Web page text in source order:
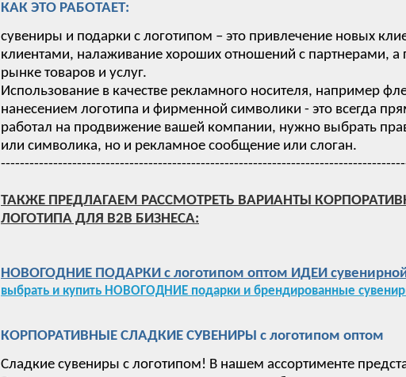
КАК ЭТО РАБОТАЕТ:
сувениры и подарки с логотипом – это привлечение новых
клиентами, налаживание хороших отношений с партнерами, а
рынке товаров и услуг.
Использование в качестве рекламного носителя, например
нанесением логотипа и фирменной символики - это всегда
работал на продвижение вашей компании, нужно выбрать
или символика, но и рекламное сообщение или слоган.
ТАКЖЕ ПРЕДЛАГАЕМ РАССМОТРЕТЬ ВАРИАНТЫ
ЛОГОТИПА ДЛЯ B2B БИЗНЕСА:
НОВОГОДНИЕ ПОДАРКИ с логотипом оптом ИДЕИ
выбрать и купить НОВОГОДНИЕ подарки и брендированные
КОРПОРАТИВНЫЕ СЛАДКИЕ СУВЕНИРЫ с логотипом оптом
Сладкие сувениры с логотипом! В нашем ассортименте